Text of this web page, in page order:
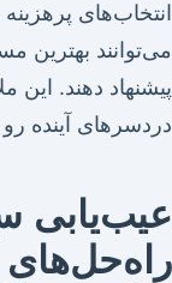
انتخاب‌های
می‌توانند بهترین
پیشنهاد دهند. این
دردسرهای آینده
عیب‌یابی
راه‌حل‌های